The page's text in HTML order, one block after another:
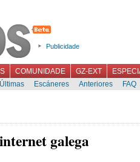
Publicidade
COMUNIDADE GZ-EXT
Últimas Escáneres Anteriores FAQ
galega